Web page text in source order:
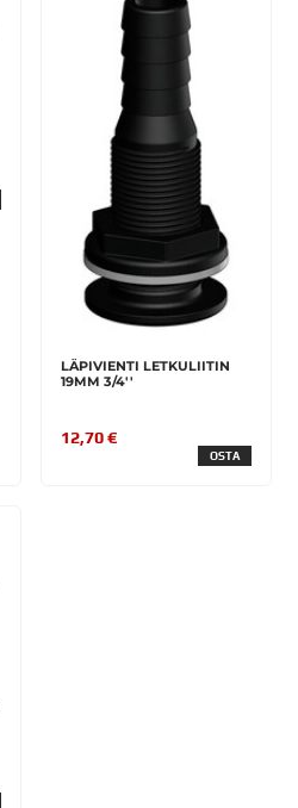
LÄPIVIENTI LETKULIITIN
19MM 3/4''
12,70 €
OSTA